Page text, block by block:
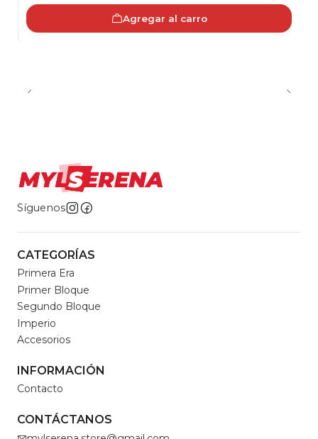
Agregar al carro
Síguenos
CATEGORÍAS
Primera Era
Primer Bloque
Segundo Bloque
Imperio
Accesorios
INFORMACIÓN
Contacto
CONTÁCTANOS